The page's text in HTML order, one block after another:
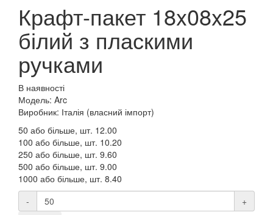
Крафт-пакет 18x08x25
білий з пласкими
ручками
В наявності
Модель: Arc
Виробник: Італія (власний імпорт)
50 або більше, шт. 12.00
100 або більше, шт. 10.20
250 або більше, шт. 9.60
500 або більше, шт. 9.00
1000 або більше, шт. 8.40
-
+